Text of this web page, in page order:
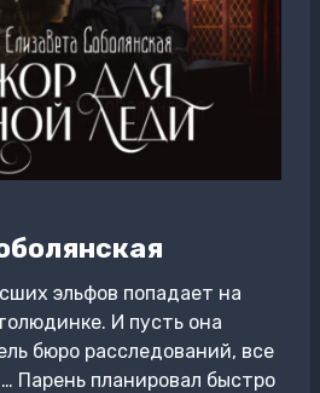
эльфов попадает на
И пусть она
бюро расследований, все
Парень планировал быстро